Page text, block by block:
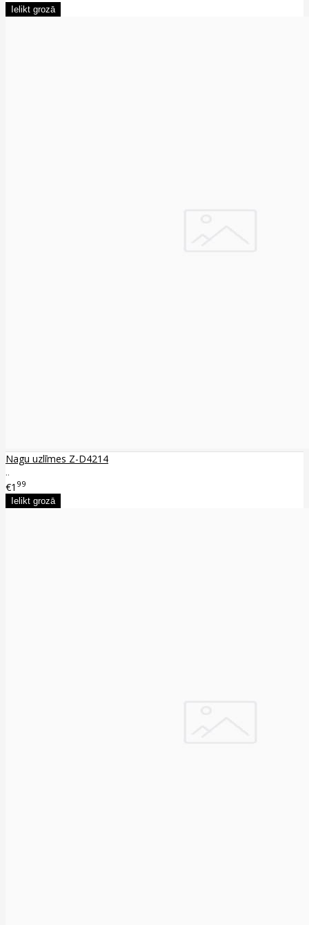
Nagu uzlīmes Z-D4214
..
€1 99